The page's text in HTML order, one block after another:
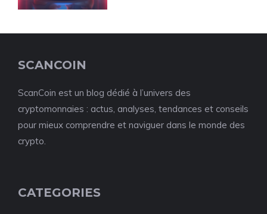
SCANCOIN
ScanCoin est un blog dédié à l’univers des
cryptomonnaies : actus, analyses, tendances et conseils
pour mieux comprendre et naviguer dans le monde des
crypto.
CATEGORIES